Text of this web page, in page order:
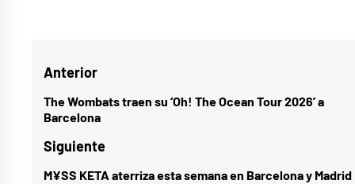
Navegación
de
Anterior
Entrada
anterior:
The Wombats traen su ‘Oh! The Ocean Tour 2026’ a
Barcelona
Siguiente
Entrada
M¥SS KETA aterriza esta semana en Barcelona y Madrid